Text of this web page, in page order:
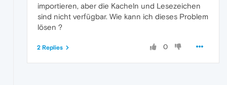
importieren, aber die Kacheln und Lesezeichen
sind nicht verfügbar. Wie kann ich dieses Problem
lösen ?
0
2 Replies